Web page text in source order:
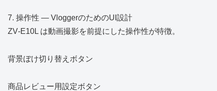
7. 操作性 ― VloggerのためのUI設計
ZV‑E10L は動画撮影を前提にした操作性が特徴。
背景ぼけ切り替えボタン
商品レビュー用設定ボタン